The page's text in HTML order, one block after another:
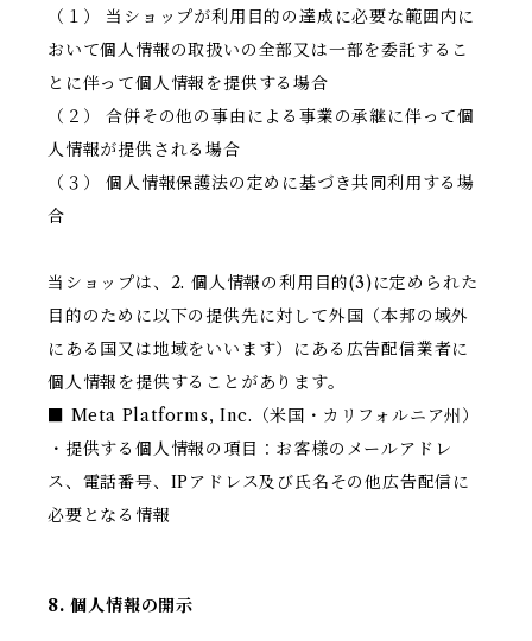
（１） 当ショップが利用目的の達成に必要な範囲内に
おいて個人情報の取扱いの全部又は一部を委託するこ
とに伴って個人情報を提供する場合
（２） 合併その他の事由による事業の承継に伴って個
人情報が提供される場合
（３） 個人情報保護法の定めに基づき共同利用する場
合
当ショップは、2. 個人情報の利用目的(3)に定められた
目的のために以下の提供先に対して外国（本邦の域外
にある国又は地域をいいます）にある広告配信業者に
個人情報を提供することがあります。
■ Meta Platforms, Inc.（米国・カリフォルニア州）
・提供する個人情報の項目：お客様のメールアドレ
ス、電話番号、IPアドレス及び氏名その他広告配信に
必要となる情報
8. 個人情報の開示